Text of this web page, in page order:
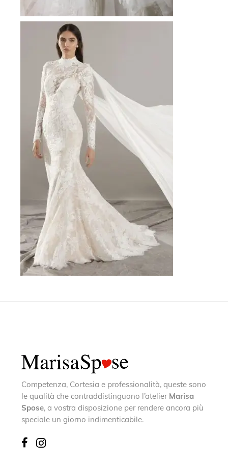
Competenza, Cortesia e professionalità, queste sono
le qualità che contraddistinguono l’atelier Marisa
Spose, a vostra disposizione per rendere ancora più
speciale un giorno indimenticabile.